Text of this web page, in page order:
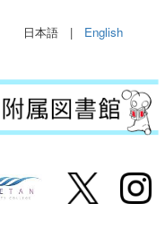
日本語 | English